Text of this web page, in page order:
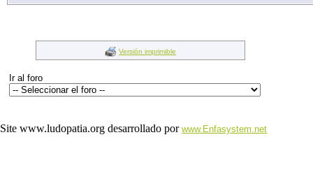
Versión imprimible
Ir al foro
Site www.ludopatia.org desarrollado por www.Enfasystem.net